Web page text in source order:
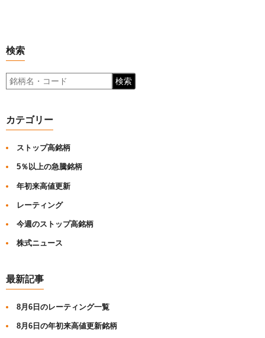
検索
検索
カテゴリー
ストップ高銘柄
5％以上の急騰銘柄
年初来高値更新
レーティング
今週のストップ高銘柄
株式ニュース
最新記事
8月6日のレーティング一覧
8月6日の年初来高値更新銘柄